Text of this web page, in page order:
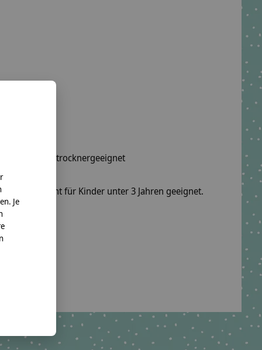
nicht trocknergeeignet
sind nicht für Kinder unter 3 Jahren geeignet.
KG
Je